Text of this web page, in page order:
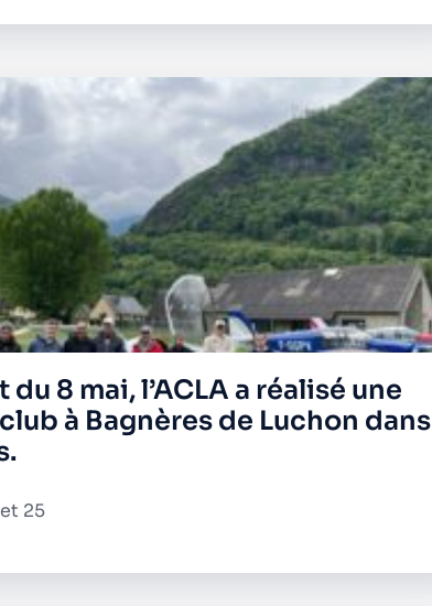
8 mai, l’ACLA a réalisé une
à Bagnères de Luchon dans
25